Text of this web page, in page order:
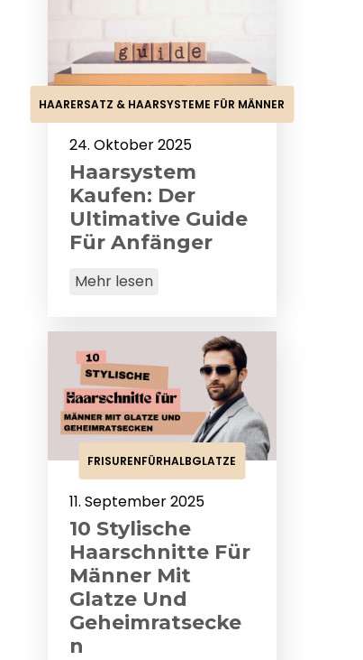
HAARERSATZ & HAARSYSTEME FÜR MÄNNER
24. Oktober 2025
Haarsystem
Kaufen: Der
Ultimative Guide
Für Anfänger
Mehr lesen
FRISURENFÜRHALBGLATZE
11. September 2025
10 Stylische
Haarschnitte Für
Männer Mit
Glatze Und
Geheimratsecke
N